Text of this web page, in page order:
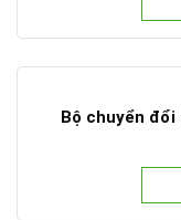
Bộ chuyển